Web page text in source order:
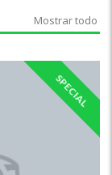
Mostrar todo
SPECIAL